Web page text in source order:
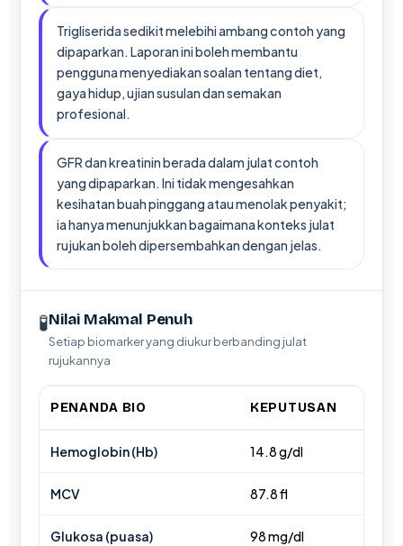
Trigliserida sedikit melebihi ambang contoh yang
dipaparkan. Laporan ini boleh membantu
pengguna menyediakan soalan tentang diet,
gaya hidup, ujian susulan dan semakan
profesional.
GFR dan kreatinin berada dalam julat contoh
yang dipaparkan. Ini tidak mengesahkan
kesihatan buah pinggang atau menolak penyakit;
ia hanya menunjukkan bagaimana konteks julat
rujukan boleh dipersembahkan dengan jelas.
🧪Nilai Makmal Penuh
Setiap biomarker yang diukur berbanding julat
rujukannya
PENANDA BIO KEPUTUSAN
Hemoglobin (Hb) 14.8 g/dl
MCV 87.8 fl
Glukosa (puasa) 98 mg/dl